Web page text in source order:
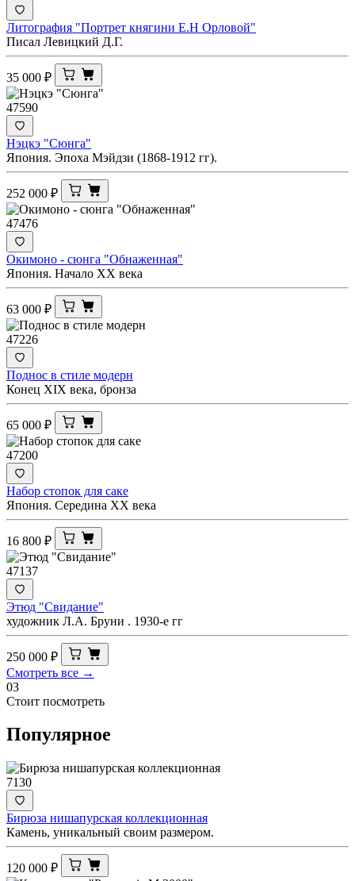
Литография "Портрет княгини Е.Н Орловой"
Писал Левицкий Д.Г.
35 000 ₽
47590
Нэцкэ "Сюнга"
Япония. Эпоха Мэйдзи (1868-1912 гг).
252 000 ₽
47476
Окимоно - сюнга "Обнаженная"
Япония. Начало XX века
63 000 ₽
47226
Поднос в стиле модерн
Конец XIX века, бронза
65 000 ₽
47200
Набор стопок для саке
Япония. Середина ХХ века
16 800 ₽
47137
Этюд "Свидание"
художник Л.А. Бруни . 1930-е гг
250 000 ₽
Смотреть все →
03
Стоит посмотреть
Популярное
7130
Бирюза нишапурская коллекционная
Камень, уникальный своим размером.
120 000 ₽